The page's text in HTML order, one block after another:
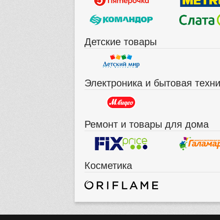
Детские товары
Электроника и бытовая
Ремонт и товары для дома
Косметика